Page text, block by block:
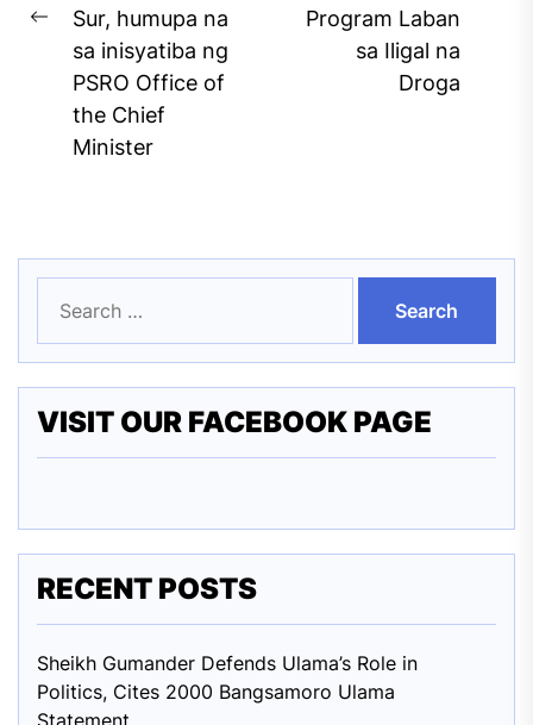
Previous
post:
Sur, humupa na
sa inisyatiba ng
PSRO Office of
the Chief
Minister
Program Laban
sa Iligal na
Droga
for:
VISIT OUR FACEBOOK PAGE
RECENT POSTS
Sheikh Gumander Defends Ulama’s Role in
Politics, Cites 2000 Bangsamoro Ulama
Statement